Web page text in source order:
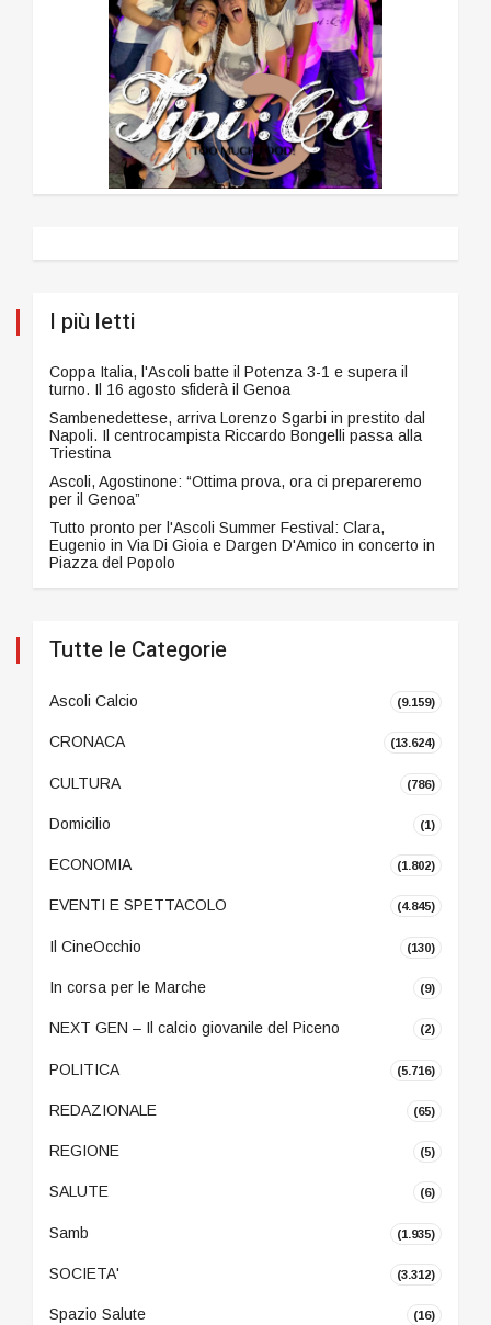
I più letti
Coppa Italia, l'Ascoli batte il Potenza 3-1 e supera il
turno. Il 16 agosto sfiderà il Genoa
Sambenedettese, arriva Lorenzo Sgarbi in prestito dal
Napoli. Il centrocampista Riccardo Bongelli passa alla
Triestina
Ascoli, Agostinone: “Ottima prova, ora ci prepareremo
per il Genoa”
Tutto pronto per l'Ascoli Summer Festival: Clara,
Eugenio in Via Di Gioia e Dargen D'Amico in concerto in
Piazza del Popolo
Tutte le Categorie
Ascoli Calcio (9.159)
CRONACA (13.624)
CULTURA (786)
Domicilio (1)
ECONOMIA (1.802)
EVENTI E SPETTACOLO (4.845)
Il CineOcchio (130)
In corsa per le Marche (9)
NEXT GEN – Il calcio giovanile del Piceno (2)
POLITICA (5.716)
REDAZIONALE (65)
REGIONE (5)
SALUTE (6)
Samb (1.935)
SOCIETA' (3.312)
Spazio Salute (16)